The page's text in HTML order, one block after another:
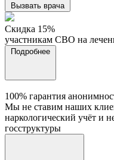
Вызвать врача
Cкидка 15%
участникам СВО на
Подробнее
100% гарантия
Мы не ставим наших
наркологический учёт и
госструктуры